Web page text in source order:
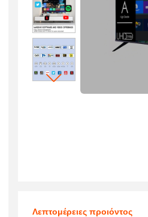
Λεπτομέρειες προιόντος